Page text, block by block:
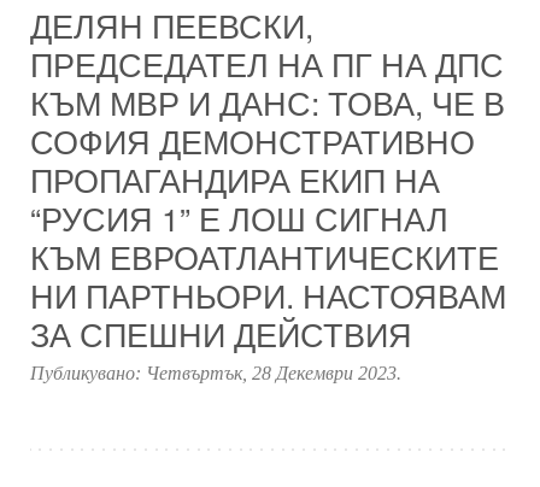
ДЕЛЯН ПЕЕВСКИ,
ПРЕДСЕДАТЕЛ НА ПГ НА ДПС
КЪМ МВР И ДАНС: ТОВА, ЧЕ В
СОФИЯ ДЕМОНСТРАТИВНО
ПРОПАГАНДИРА ЕКИП НА
“РУСИЯ 1” Е ЛОШ СИГНАЛ
КЪМ ЕВРОАТЛАНТИЧЕСКИТЕ
НИ ПАРТНЬОРИ. НАСТОЯВАМ
ЗА СПЕШНИ ДЕЙСТВИЯ
Публикувано: Четвъртък, 28 Декември 2023.